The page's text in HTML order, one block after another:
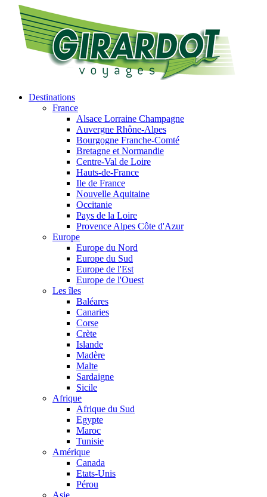
Destinations
France
Alsace Lorraine Champagne
Auvergne Rhône-Alpes
Bourgogne Franche-Comté
Bretagne et Normandie
Centre-Val de Loire
Hauts-de-France
Ile de France
Nouvelle Aquitaine
Occitanie
Pays de la Loire
Provence Alpes Côte d'Azur
Europe
Europe du Nord
Europe du Sud
Europe de l'Est
Europe de l'Ouest
Les îles
Baléares
Canaries
Corse
Crète
Islande
Madère
Malte
Sardaigne
Sicile
Afrique
Afrique du Sud
Egypte
Maroc
Tunisie
Amérique
Canada
Etats-Unis
Pérou
Asie